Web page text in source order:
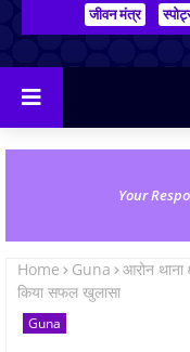
जीवन मंत्र
Your
Home Guna
आरोन थाना
किया सफल खुलासा
Guna